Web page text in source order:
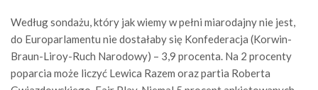
Według sondażu, który jak wiemy w pełni miarodajny nie jest,
do Europarlamentu nie dostałaby się Konfederacja (Korwin-
Braun-Liroy-Ruch Narodowy) – 3,9 procenta. Na 2 procenty
poparcia może liczyć Lewica Razem oraz partia Roberta